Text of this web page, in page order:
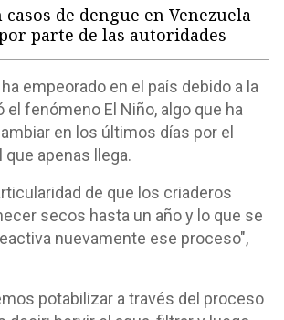
de dengue en Venezuela
parte de las autoridades
empeorado en el país debido a la
el fenómeno El Niño, algo que ha
en los últimos días por el
apenas llega.
de que los criaderos
secos hasta un año y lo que se
nuevamente ese proceso",
potabilizar a través del proceso